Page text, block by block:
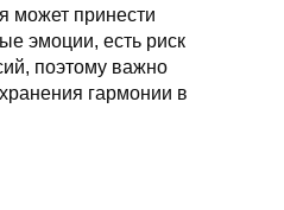
может принести
эмоции, есть риск
поэтому важно
гармонии в